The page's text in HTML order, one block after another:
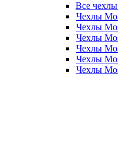
Все чехлы
Чехлы
Чехлы
Чехлы
Чехлы
Чехлы
Чехлы